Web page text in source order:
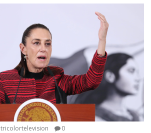
tricolortelevision 0